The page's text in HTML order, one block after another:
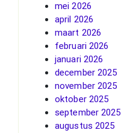
mei 2026
april 2026
maart 2026
februari 2026
januari 2026
december 2025
november 2025
oktober 2025
september 2025
augustus 2025